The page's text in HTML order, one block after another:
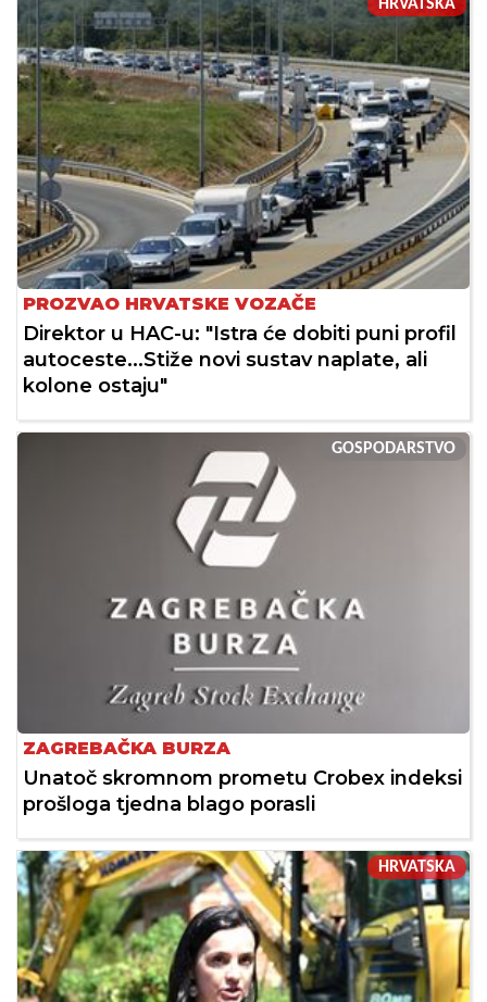
HRVATSKA
PROZVAO HRVATSKE VOZAČE
Direktor u HAC-u: "Istra će dobiti puni profil
autoceste...Stiže novi sustav naplate, ali
kolone ostaju"
GOSPODARSTVO
ZAGREBAČKA BURZA
Unatoč skromnom prometu Crobex indeksi
prošloga tjedna blago porasli
HRVATSKA